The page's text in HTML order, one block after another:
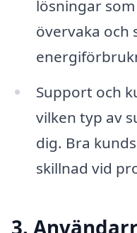
lösningar
övervaka och
Support och
vilken typ av
dig. Bra
skillnad vid
3.